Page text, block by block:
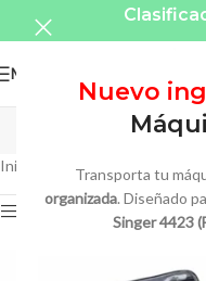
Nuevo
Transporta tu
organizada. Diseñado
Singer 4423
MENU
Inicio Perifericos
Show sidebar